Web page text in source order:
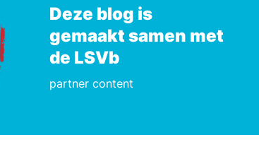
Deze blog is
gemaakt samen met
de LSVb
partner content